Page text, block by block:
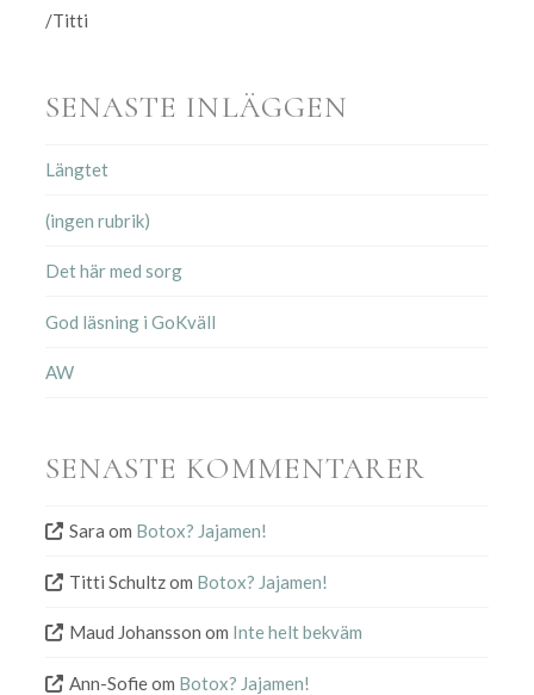
/Titti
SENASTE INLÄGGEN
Längtet
(ingen rubrik)
Det här med sorg
God läsning i GoKväll
AW
SENASTE KOMMENTARER
Sara om Botox? Jajamen!
Titti Schultzom Botox? Jajamen!
Maud Johansson om Inte helt bekväm
Ann-Sofieom Botox? Jajamen!